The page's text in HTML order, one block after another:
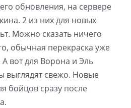
обновления, на сервере
2 из них для новых
Можно сказать ничего
обычная перекраска уже
вот для Ворона и Эль
выглядят свежо. Новые
бойцов сразу после